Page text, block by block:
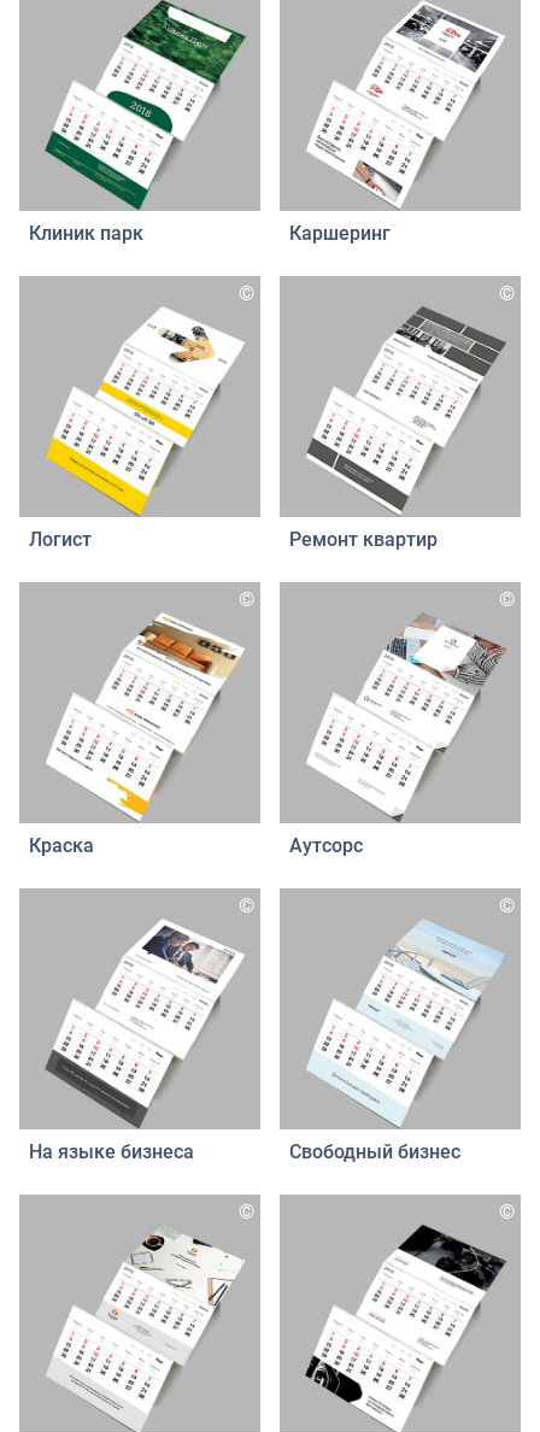
Клиник парк Каршеринг
©
Логист
©
Ремонт квартир
©
Краска
©
Аутсорс
©
На языке бизнеса
©
Свободный бизнес
© ©